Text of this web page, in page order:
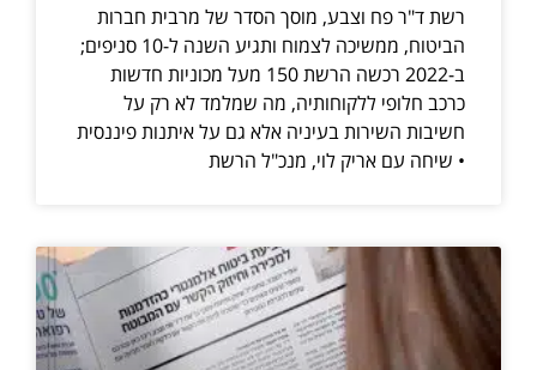
רשת ד"ר פח וצבע, מוסך הסדר של מרבית חברות
הביטוח, ממשיכה לצמוח ותגיע השנה ל-10 סניפים;
ב-2022 רכשה הרשת 150 מעל מכוניות חדשות
כרכב חלופי ללקוחותיה, מה שמלמד לא רק על
חשיבות השירות בעיניה אלא גם על איתנות פיננסית
• שיחה עם אריק לוי, מנכ"ל הרשת